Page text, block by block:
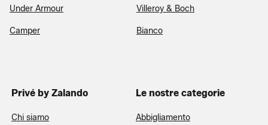
Under Armour Villeroy & Boch
Camper Bianco
Privé by Zalando
Chi siamo
Le nostre categorie
Abbigliamento